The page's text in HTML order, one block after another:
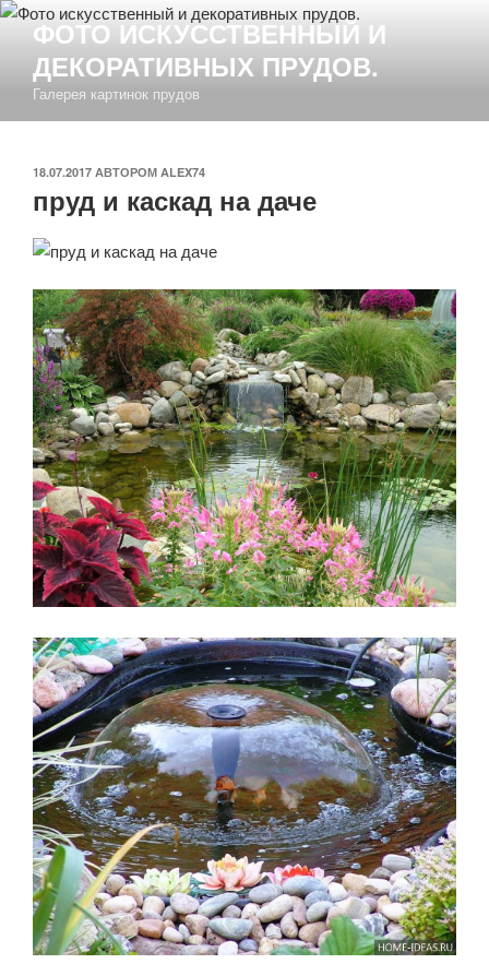
Перейти
содержимому
ФОТО ИСКУССТВЕННЫЙ И
ДЕКОРАТИВНЫХ ПРУДОВ.
Галерея картинок прудов
ОПУБЛИКОВАНО
18.07.2017 АВТОРОМ ALEX74
пруд и каскад на даче